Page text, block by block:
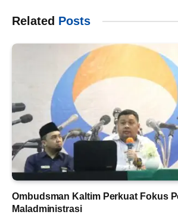
Related Posts
Ombudsman Kaltim Perkuat Fokus
Maladministrasi